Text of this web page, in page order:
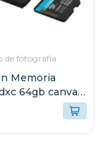
de fotografía
Memoria
64gb canvas
200 mb/s